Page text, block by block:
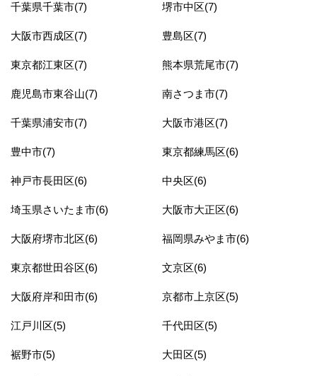
千葉県千葉市(7) 堺市中区(7)
大阪市西成区(7) 豊島区(7)
東京都江東区(7) 熊本県荒尾市(7)
鹿児島市東谷山(7) 南さつま市(7)
千葉県浦安市(7) 大阪市港区(7)
豊中市(7) 東京都練馬区(6)
神戸市長田区(6) 中央区(6)
埼玉県さいたま市(6) 大阪市大正区(6)
大阪府堺市北区(6) 福岡県みやま市(6)
東京都世田谷区(6) 文京区(6)
大阪府岸和田市(6) 京都市上京区(5)
江戸川区(5) 千代田区(5)
裾野市(5) 大田区(5)